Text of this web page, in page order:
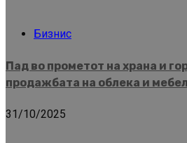
Бизнис
Пад во прометот на храна и
продажбата на облека и мебел
31/10/2025